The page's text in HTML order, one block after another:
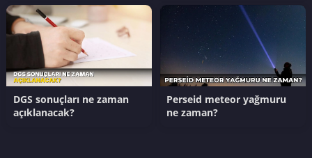
DGS sonuçları ne zaman
açıklanacak?
Perseid meteor yağmuru
ne zaman?